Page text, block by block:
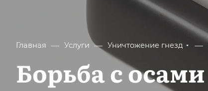
Главная — Услуги — Уничтожение гнезд —
Борьба с осами